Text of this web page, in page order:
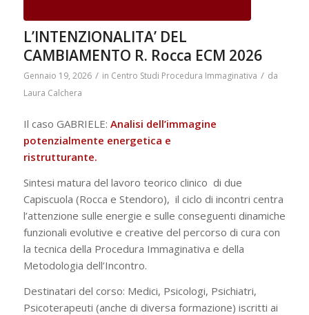
L’INTENZIONALITA’ DEL
CAMBIAMENTO R. Rocca ECM 2026
Gennaio 19, 2026 / in Centro Studi Procedura Immaginativa / da
Laura Calchera
Il caso GABRIELE: Analisi dell’immagine
potenzialmente energetica e
ristrutturante.
Sintesi matura del lavoro teorico clinico di due
Capiscuola (Rocca e Stendoro), il ciclo di incontri centra
l’attenzione sulle energie e sulle conseguenti dinamiche
funzionali evolutive e creative del percorso di cura con
la tecnica della Procedura Immaginativa e della
Metodologia dell’Incontro.
Destinatari del corso: Medici, Psicologi, Psichiatri,
Psicoterapeuti (anche di diversa formazione) iscritti ai